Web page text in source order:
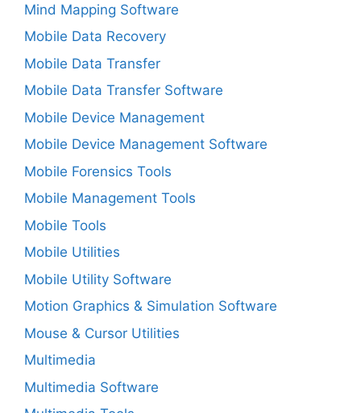
Mind Mapping Software
Mobile Data Recovery
Mobile Data Transfer
Mobile Data Transfer Software
Mobile Device Management
Mobile Device Management Software
Mobile Forensics Tools
Mobile Management Tools
Mobile Tools
Mobile Utilities
Mobile Utility Software
Motion Graphics & Simulation Software
Mouse & Cursor Utilities
Multimedia
Multimedia Software